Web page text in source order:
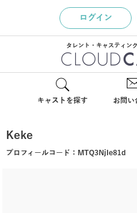
ログイン
タレント・キャスティン
キャストを探す お問い
Keke
プロフィールコード： MTQ3NjIe81d